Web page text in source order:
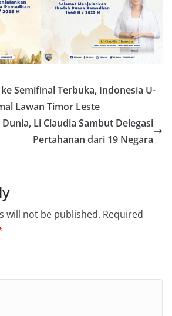
Semifinal Terbuka, Indonesia U-
Lawan Timor Leste
Li Claudia Sambut Delegasi
Pertahanan dari 19 Negara
will not be published. Required